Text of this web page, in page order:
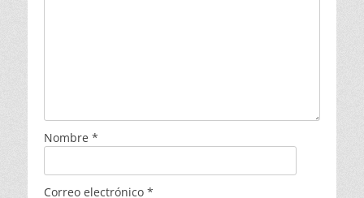
Nombre *
Correo electrónico *